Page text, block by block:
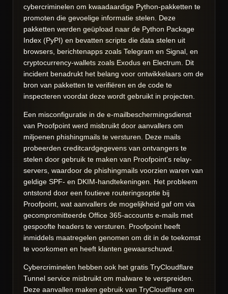
cybercriminelen om kwaadaardige Python-pakketten te
promoten die gevoelige informatie stelen. Deze
pakketten werden geüpload naar de Python Package
Index (PyPI) en bevatten scripts die data stelen uit
browsers, berichtenapps zoals Telegram en Signal, en
cryptocurrency-wallets zoals Exodus en Electrum. Dit
incident benadrukt het belang voor ontwikkelaars om de
bron van pakketten te verifiëren en de code te
inspecteren voordat deze wordt gebruikt in projecten.
Een misconfiguratie in de e-mailbeschermingsdienst
van Proofpoint werd misbruikt door aanvallers om
miljoenen phishingmails te versturen. Deze mails
probeerden creditcardgegevens van ontvangers te
stelen door gebruik te maken van Proofpoint's relay-
servers, waardoor de phishingmails voorzien waren van
geldige SPF- en DKIM-handtekeningen. Het probleem
ontstond door een foutieve routeringsoptie bij
Proofpoint, wat aanvallers de mogelijkheid gaf om via
gecompromitteerde Office 365-accounts e-mails met
gespoofte headers te versturen. Proofpoint heeft
inmiddels maatregelen genomen om dit in de toekomst
te voorkomen en heeft klanten gewaarschuwd.
Cybercriminelen hebben ook het gratis TryCloudflare
Tunnel service misbruikt om malware te verspreiden.
Deze aanvallen maken gebruik van TryCloudflare om